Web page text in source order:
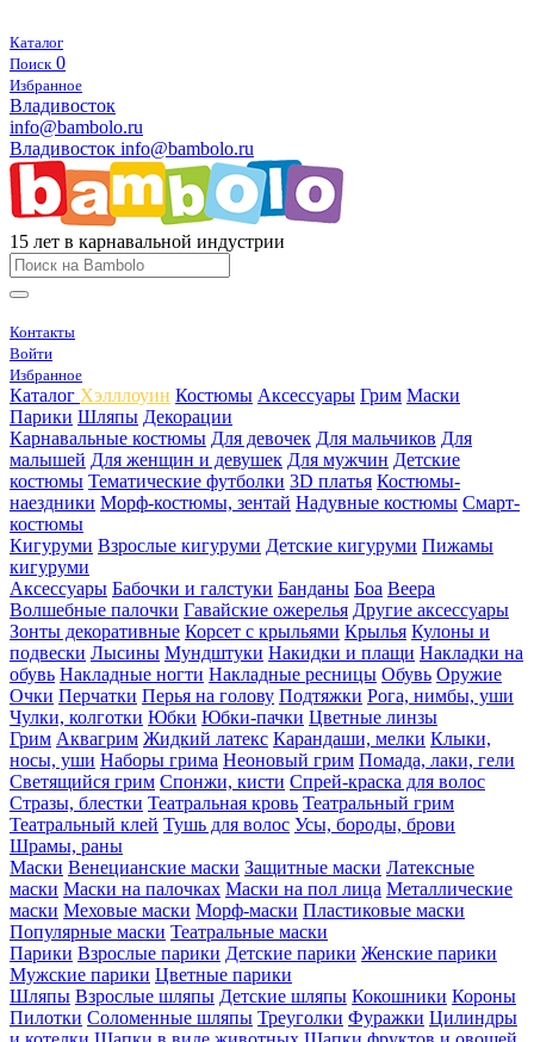
Каталог
Поиск 0
Избранное
Владивосток
info@bambolo.ru
Владивосток info@bambolo.ru
15 лет в карнавальной индустрии
Контакты
Войти
Избранное
Каталог Хэлллоуин Костюмы Аксессуары Грим Маски
Парики Шляпы Декорации
Карнавальные костюмы Для девочек Для мальчиков Для
малышей Для женщин и девушек Для мужчин Детские
костюмы Тематические футболки 3D платья Костюмы-
наездники Морф-костюмы, зентай Надувные костюмы Смарт-
костюмы
Кигуруми Взрослые кигуруми Детские кигуруми Пижамы
кигуруми
Аксессуары Бабочки и галстуки Банданы Боа Веера
Волшебные палочки Гавайские ожерелья Другие аксессуары
Зонты декоративные Корсет с крыльями Крылья Кулоны и
подвески Лысины Мундштуки Накидки и плащи Накладки на
обувь Накладные ногти Накладные ресницы Обувь Оружие
Очки Перчатки Перья на голову Подтяжки Рога, нимбы, уши
Чулки, колготки Юбки Юбки-пачки Цветные линзы
Грим Аквагрим Жидкий латекс Карандаши, мелки Клыки,
носы, уши Наборы грима Неоновый грим Помада, лаки, гели
Светящийся грим Спонжи, кисти Спрей-краска для волос
Стразы, блестки Театральная кровь Театральный грим
Театральный клей Тушь для волос Усы, бороды, брови
Шрамы, раны
Маски Венецианские маски Защитные маски Латексные
маски Маски на палочках Маски на пол лица Металлические
маски Меховые маски Морф-маски Пластиковые маски
Популярные маски Театральные маски
Парики Взрослые парики Детские парики Женские парики
Мужские парики Цветные парики
Шляпы Взрослые шляпы Детские шляпы Кокошники Короны
Пилотки Соломенные шляпы Треуголки Фуражки Цилиндры